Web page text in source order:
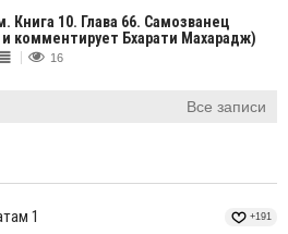
Книга 10. Глава 66. Самозванец
и комментирует Бхарати Махарадж)
16
Все записи
1 +191